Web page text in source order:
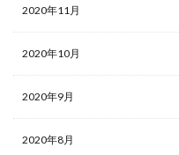
2020年11月
2020年10月
2020年9月
2020年8月